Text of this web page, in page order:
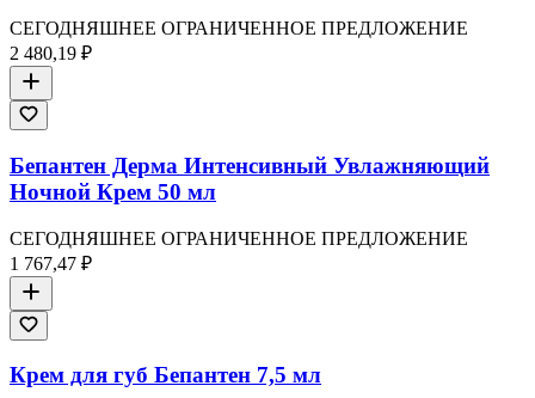
СЕГОДНЯШНЕЕ ОГРАНИЧЕННОЕ ПРЕДЛОЖЕНИЕ
2 480,19 ₽
Бепантен Дерма Интенсивный Увлажняющий
Ночной Крем 50 мл
СЕГОДНЯШНЕЕ ОГРАНИЧЕННОЕ ПРЕДЛОЖЕНИЕ
1 767,47 ₽
Крем для губ Бепантен 7,5 мл